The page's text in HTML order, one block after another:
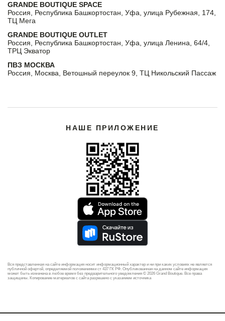
GRANDE BOUTIQUE SPACE
Россия, Республика Башкортостан, Уфа, улица Рубежная, 174,
ТЦ Мега
GRANDE BOUTIQUE OUTLET
Россия, Республика Башкортостан, Уфа, улица Ленина, 64/4,
ТРЦ Экватор
ПВЗ МОСКВА
Россия, Москва, Ветошный переулок 9, ТЦ Никольский Пассаж
НАШЕ ПРИЛОЖЕНИЕ
Вся представленная на сайте информация носит информационный характер и ни при каких условиях не является
публичной офертой, определяемой положениями ст 437 ГК РФ. Опубликованная на данном сайте информация
может быть изменена в любое время без предварительного уведомления © 2026 Grand Boutique. Все права
защищены. Копирование материалов с сайта разрешено с указанием источника